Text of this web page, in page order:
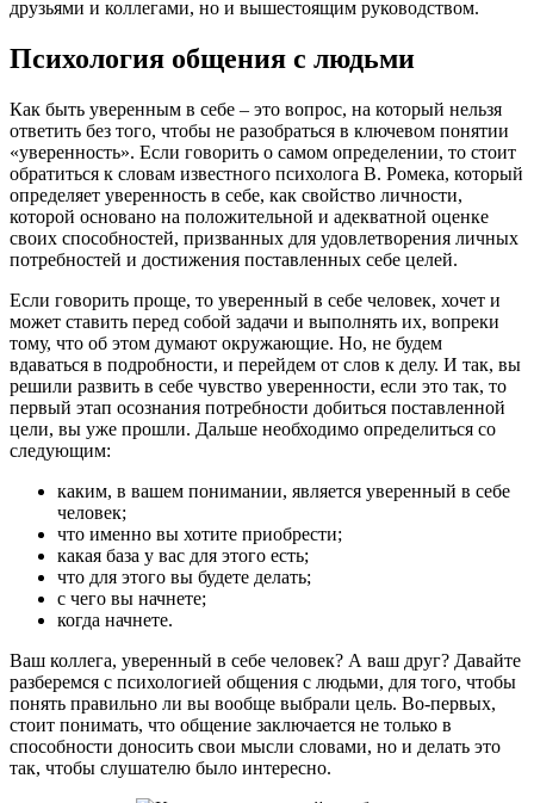
друзьями и коллегами, но и вышестоящим руководством.
Психология общения с людьми
Как быть уверенным в себе – это вопрос, на который нельзя
ответить без того, чтобы не разобраться в ключевом понятии
«уверенность». Если говорить о самом определении, то стоит
обратиться к словам известного психолога В. Ромека, который
определяет уверенность в себе, как свойство личности,
которой основано на положительной и адекватной оценке
своих способностей, призванных для удовлетворения личных
потребностей и достижения поставленных себе целей.
Если говорить проще, то уверенный в себе человек, хочет и
может ставить перед собой задачи и выполнять их, вопреки
тому, что об этом думают окружающие. Но, не будем
вдаваться в подробности, и перейдем от слов к делу. И так, вы
решили развить в себе чувство уверенности, если это так, то
первый этап осознания потребности добиться поставленной
цели, вы уже прошли. Дальше необходимо определиться со
следующим:
каким, в вашем понимании, является уверенный в себе
человек;
что именно вы хотите приобрести;
какая база у вас для этого есть;
что для этого вы будете делать;
с чего вы начнете;
когда начнете.
Ваш коллега, уверенный в себе человек? А ваш друг? Давайте
разберемся с психологией общения с людьми, для того, чтобы
понять правильно ли вы вообще выбрали цель. Во-первых,
стоит понимать, что общение заключается не только в
способности доносить свои мысли словами, но и делать это
так, чтобы слушателю было интересно.